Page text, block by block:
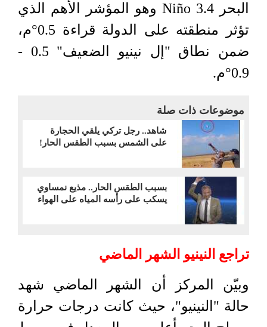
البحر Niño 3.4 وهو المؤشر الأهم الذي
تؤثر منطقته على الدولة قراءة 0.5°م،
ضمن نطاق "إل نينيو الضعيف" 0.5 -
0.9°م.
موضوعات ذات صلة
شاهد.. رجل تركي يلقي الحجارة
على الشمس بسبب الطقس الحار!
بسبب الطقس الحار.. مذيع نمساوي
يسكب على رأسه المياه على الهواء
تراجع النينيو الشهر الماضي
وبيّن المركز أن الشهر الماضي شهد
حالة "النينيو"، حيث كانت درجات حرارة